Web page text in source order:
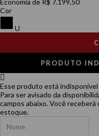
Economia de R$ 7.199,50
Cor
U
PRODUTO
Esse produto está indisponível
Para ser avisado da
campos abaixo. Você
estoque.